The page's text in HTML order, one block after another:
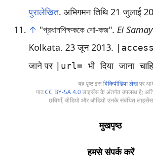
पुरालेखित. अभिगमन तिथि 21 जुलाई
↑ "প্রধানশিক্ষককে শো-কজ". Ei Samay
Kolkata. 23 जून 2013.
जाने पर
|url= भी दिया जाना
यह पृष्ठ इसविकिपीडिया लेखपर
पाठCC BY-SA 4.0लाइसेंस के अंतर्गत उपलब्ध है;
छवियाँ, वीडियो और ऑडियो उनके संबंधित
मुखपृष्ठ
हमसे संपर्क करें